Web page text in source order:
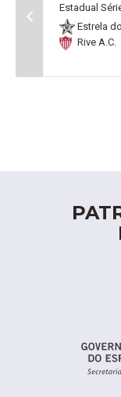
Estadual
Estrela do
Rive A.C.